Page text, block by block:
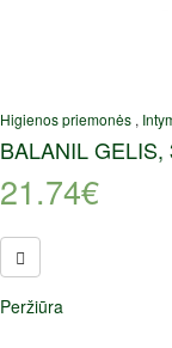
Higienos priemonės ,
BALANIL GELIS,
21.74€
Peržiūra